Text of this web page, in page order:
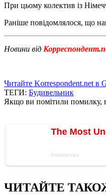
При цьому колектив із
Раніше повідомлялося, що
Новини від
Читайте Korrespondent.net в
ТЕГИ: Будивельник
Якщо ви помітили помилку,
ЧИТАЙТЕ